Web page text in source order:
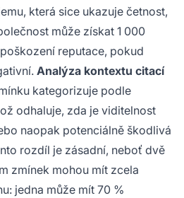
která sice ukazuje četnost,
může získat 1 000
reputace, pokud
Analýza kontextu citací
kategorizuje podle
odhaluje, zda je viditelnost
naopak potenciálně škodlivá
rozdíl je zásadní, neboť dvě
zmínek mohou mít zcela
jedna může mít 70 %